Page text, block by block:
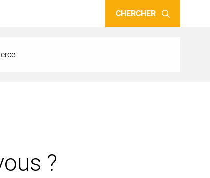
CHERCHER
?